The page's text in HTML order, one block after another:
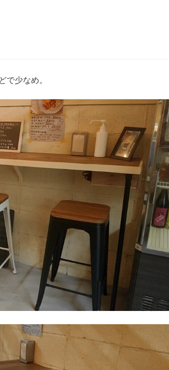
で少なめ。